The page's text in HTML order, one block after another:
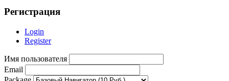
Регистрация
Login
Register
Имя пользователя
Email